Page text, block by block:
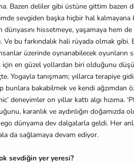
Bazen deliler gibi üstüne gittim bazen
sevgiden başka hiçbir hal
hissetmeye, yaşamaya hem
Ve bu farkındalık hali rüyada olmak
üzerinde oynanabilecek oyunların
için en güzel yollardan biri olduğunu
Yogayla tanışmam; yıllarca terapiye
bunlara bakabilmek ve kendi ağzımdan
deneyimler on yıllar kattı algı hızıma.
karanlık ve aydınlığın
dünyama dev dalgalarla geldi. Her
da sağlamaya devam ediyor.
sevdiğin yer yeresi?